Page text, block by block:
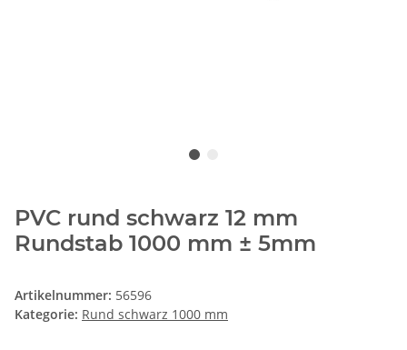
PVC rund schwarz 12 mm
Rundstab 1000 mm ± 5mm
Artikelnummer: 56596
Kategorie: Rund schwarz 1000 mm